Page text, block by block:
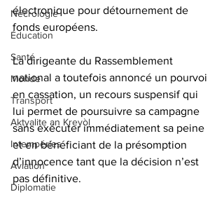
Nécrologie
Éducation
Santé
Monde
Transport
Aktyalite an Kreyòl
Intempéries
Aviation
Diplomatie
électronique pour détournement de
fonds européens.
La dirigeante du Rassemblement
national a toutefois annoncé un pourvoi
en cassation, un recours suspensif qui
lui permet de poursuivre sa campagne
sans exécuter immédiatement sa peine
et en bénéficiant de la présomption
d’innocence tant que la décision n’est
pas définitive.